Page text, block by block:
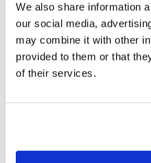
We also share information
our social media,
may combine it with other
provided to them or that
of their services.
“Con los clientes teniendo
variedad de bebidas en
marcas tienen que
estrategias de
una relación significativa
Argentina.